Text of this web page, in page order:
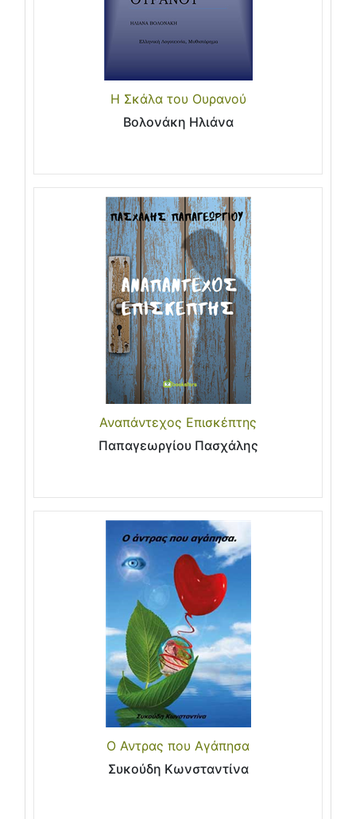
Η Σκάλα του Ουρανού
Βολονάκη Ηλιάνα
Αναπάντεχος Επισκέπτης
Παπαγεωργίου Πασχάλης
Ο Αντρας που Αγάπησα
Συκούδη Κωνσταντίνα